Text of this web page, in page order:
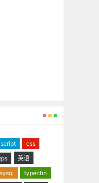
css
英语
typecho